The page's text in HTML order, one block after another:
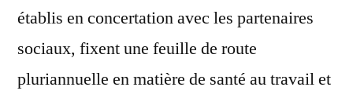
établis en concertation avec les partenaires
sociaux, fixent une feuille de route
pluriannuelle en matière de santé au travail et